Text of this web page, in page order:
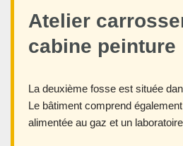
Atelier
cabine peinture
La deuxième fosse est située
Le bâtiment comprend
alimentée au gaz et un